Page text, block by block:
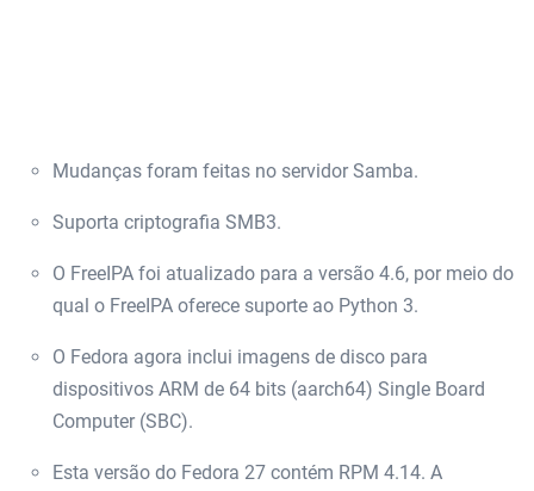
Mudanças foram feitas no servidor Samba.
Suporta criptografia SMB3.
O FreeIPA foi atualizado para a versão 4.6, por meio do
qual o FreeIPA oferece suporte ao Python 3.
O Fedora agora inclui imagens de disco para
dispositivos ARM de 64 bits (aarch64) Single Board
Computer (SBC).
Esta versão do Fedora 27 contém RPM 4.14. A